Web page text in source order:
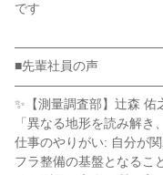
です
■先輩社員の声
✨【測量調査部】辻森 佑
「異なる地形を読み解き
仕事のやりがい: 自分が
フラ整備の基盤となるこ